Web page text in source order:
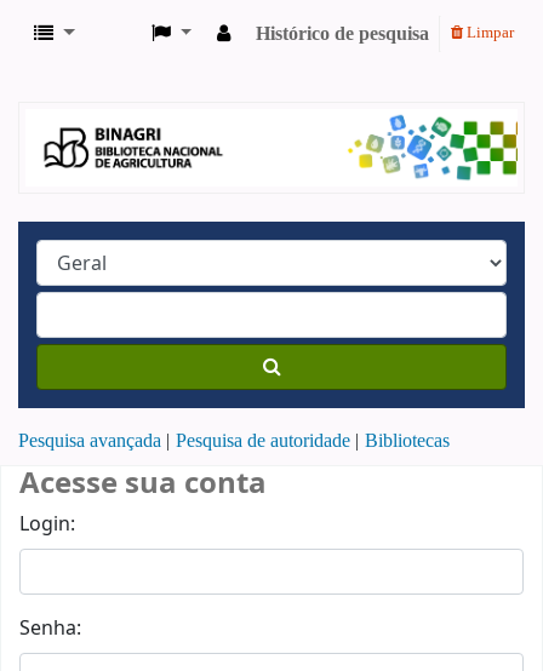
Histórico de pesquisa Limpar
Pesquisa avançada Pesquisa de autoridade Bibliotecas
Acesse sua conta
Login:
Senha: